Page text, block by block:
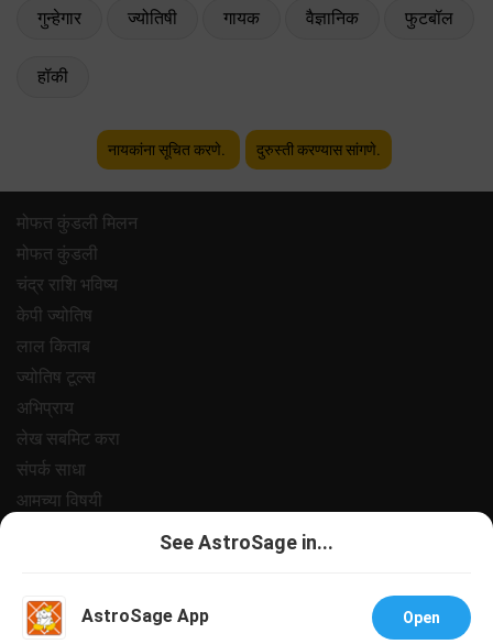
गुन्हेगार ज्योतिषी गायक वैज्ञानिक फुटबॉल
हॉकी
नायकांना सूचित करणे. दुरुस्ती करण्यास सांगणे.
मोफत कुंडली मिलन
मोफत कुंडली
चंद्र राशि भविष्य
केपी ज्योतिष
लाल किताब
ज्योतिष टूल्स
अभिप्राय
लेख सबमिट करा
संपर्क साधा
आमच्या विषयी
सपोर्ट
See AstroSage in...
AstroSage App Open